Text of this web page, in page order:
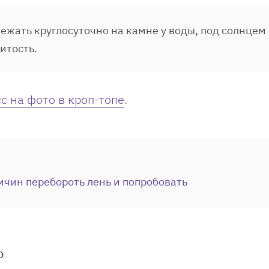
круглосуточно на камне у воды, под
на фото в кроп-топе.
перебороть лень и попробовать